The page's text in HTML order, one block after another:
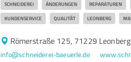
SCHNEIDEREI ÄNDERUNGEN REPARATUREN
KUNDENSERVICE QUALITÄT LEONBERG
Römerstraße 125, 71229 Leonberg
info@schneiderei-baeuerle.de